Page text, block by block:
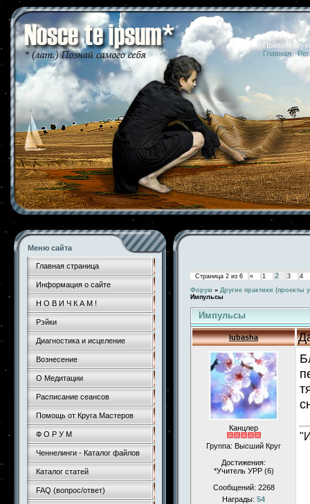
07.08.2026
Главная |
Меню сайта
Главная страница
Информация о сайте
Н О В И Ч К А М !
Рэйки
Диагностика и исцеление
Вознесение
О Медитации
Расписание сеансов
Помощь от Круга Мастеров
Ф О Р У М
Ченнелинги - Каталог файлов
Каталог статей
FAQ (вопрос/ответ)
Страница 2 из 6 « 1 2 3
4
Форум » Другие практики (проекты
Импульсы
Импульсы
lubasha
Канцлер
Группа: Высший Круг
Достижения:
*Учитель УРР (6)
Сообщений: 2268
Награды: 54